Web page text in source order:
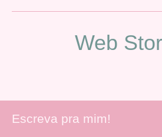
Web
Escreva pra mim!